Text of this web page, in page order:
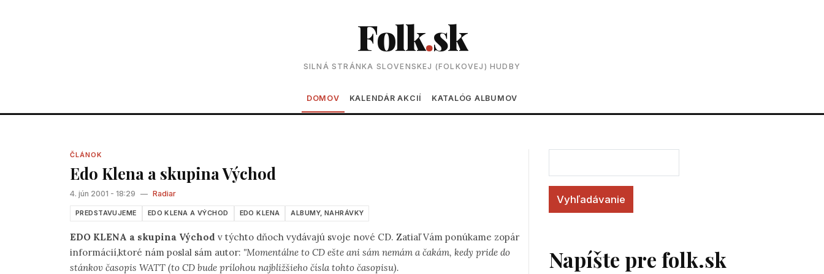
Folk.sk
SILNÁ STRÁNKA SLOVENSKEJ (FOLKOVEJ) HUDBY
Main navigation
DOMOV KALENDÁR AKCIÍ KATALÓG ALBUMOV
ČLÁNOK
Edo Klena a skupina Východ
4. jún 2001 - 18:29 — Radiar
PREDSTAVUJEME EDO KLENA A VÝCHOD EDO KLENA ALBUMY, NAHRÁVKY
EDO KLENA a skupina Východ v týchto dňoch vydávajú svoje nové CD. Zatiaľ Vám ponúkame zopár
informácií,ktoré nám poslal sám autor: "Momentálne to CD ešte ani sám nemám a čakám, kedy pride do
stánkov časopis WATT (to CD bude prílohou najbližšieho čísla tohto časopisu).
Napíšte pre folk.sk